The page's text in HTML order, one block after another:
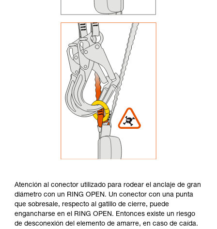
Atención al conector utilizado para rodear el anclaje de gran
diámetro con un RING OPEN. Un conector con una punta
que sobresale, respecto al gatillo de cierre, puede
engancharse en el RING OPEN. Entonces existe un riesgo
de desconexión del elemento de amarre, en caso de caída.